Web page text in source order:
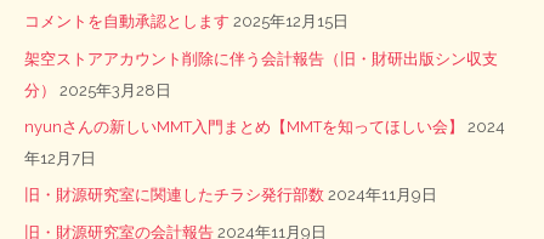
コメントを自動承認とします 2025年12月15日
架空ストアアカウント削除に伴う会計報告（旧・財研出版シン収支
分）
2025年3月28日
nyunさんの新しいMMT入門まとめ【MMTを知ってほしい会】
2024
年12月7日
旧・財源研究室に関連したチラシ発行部数 2024年11月9日
旧・財源研究室の会計報告 2024年11月9日